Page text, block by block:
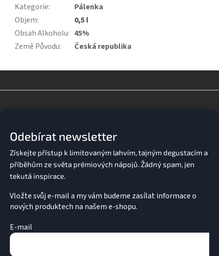
Kategorie:
Pálenka
Objem:
0,5 l
Obsah Alkoholu: 45%
Země Původu: Česká republika
Odebírat newsletter
Vložte svůj e-mail a my vám budeme zasílat informace o
nových produktech na našem e-shopu.
E-mail